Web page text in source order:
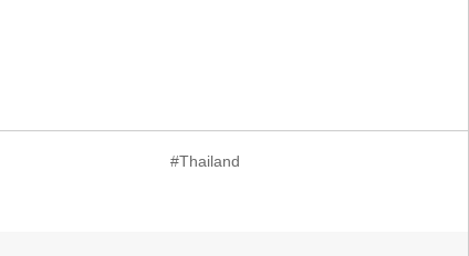
#Thailand